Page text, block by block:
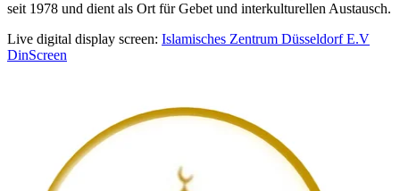
seit 1978 und dient als Ort für Gebet und interkulturellen Austausch.
Live digital display screen: Islamisches Zentrum Düsseldorf E.V
DinScreen